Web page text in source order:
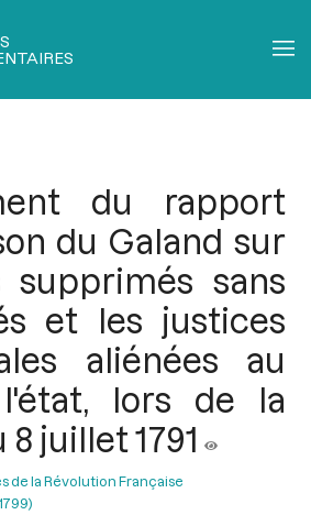
du rapport
du Galand sur
supprimés sans
et les justices
aliénées au
lors de la
juillet 1791
de la Révolution Française